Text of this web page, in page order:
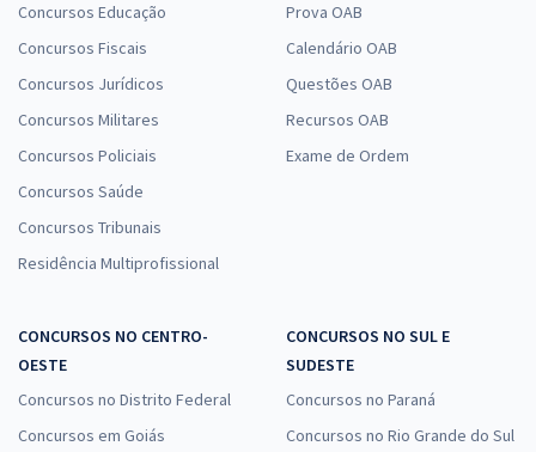
Concursos Educação
Concursos Fiscais
Concursos Jurídicos
Concursos Militares
Concursos Policiais
Concursos Saúde
Concursos Tribunais
Residência Multiprofissional
Prova OAB
Calendário OAB
Questões OAB
Recursos OAB
Exame de Ordem
CONCURSOS NO CENTRO-
OESTE
Concursos no Distrito Federal
Concursos em Goiás
CONCURSOS NO SUL E
SUDESTE
Concursos no Paraná
Concursos no Rio Grande do Sul